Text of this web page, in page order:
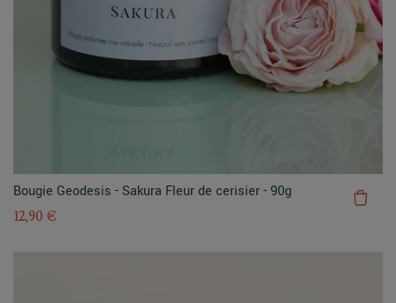
Bougie Geodesis - Sakura Fleur de cerisier - 90g
12,90 €